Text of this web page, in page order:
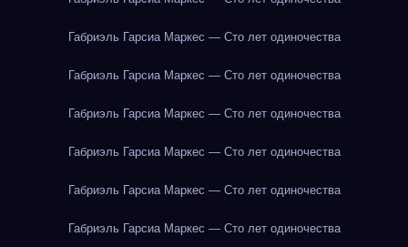
Габриэль Гарсиа Маркес — Сто лет одиночества
Габриэль Гарсиа Маркес — Сто лет одиночества
Габриэль Гарсиа Маркес — Сто лет одиночества
Габриэль Гарсиа Маркес — Сто лет одиночества
Габриэль Гарсиа Маркес — Сто лет одиночества
Габриэль Гарсиа Маркес — Сто лет одиночества